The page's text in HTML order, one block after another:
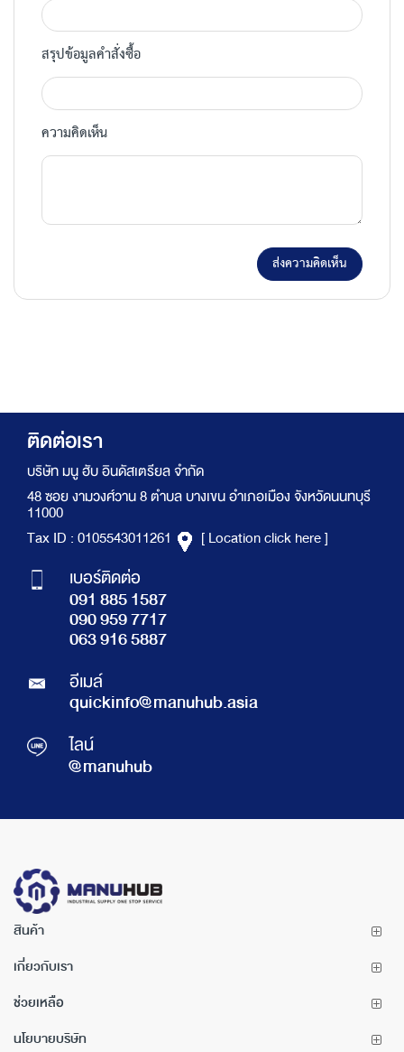
สรุปข้อมูลคำสั่งซื้อ
ความคิดเห็น
ส่งความคิดเห็น
ติดต่อเรา
บริษัท มนู ฮับ อินดัสเตรียล จำกัด
48 ซอย งามวงศ์วาน 8 ตำบล บางเขน อำเภอเมือง จังหวัดนนทบุรี
11000
Tax ID : 0105543011261
[ Location click here ]
เบอร์ติดต่อ
091 885 1587
090 959 7717
063 916 5887
อีเมล์
quickinfo@manuhub.asia
ไลน์
@manuhub
สินค้า
เกี่ยวกับเรา
ช่วยเหลือ
นโยบายบริษัท